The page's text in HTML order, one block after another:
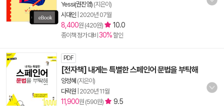
Yessi(권진영) (지은이)
시대인 2020년 07월
8,400원 (420원) 10.0
종이책 정가 대비 30%할인
PDF
[전자책] 내게는 특별한 스페인어 문법을 부탁해
양성혜 (지은이)
다락원 2020년 11월
11,900원 (590원) 9.5